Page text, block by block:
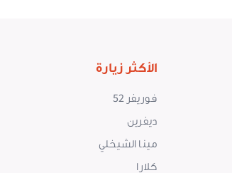
الأكثر زيارة
فوريفر 52
ديفرين
مينا الشيخلي
كلارا